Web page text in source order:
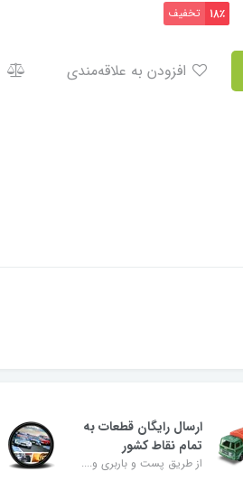
18٪ تخفیف
ارسال رایگان قطعات به
تمام نقاط کشور
از طریق پست و باربری و....